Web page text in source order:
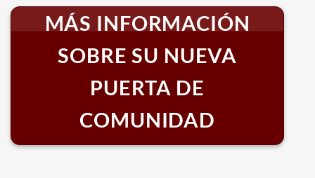
MÁS INFORMACIÓN
SOBRE SU NUEVA
PUERTA DE
COMUNIDAD